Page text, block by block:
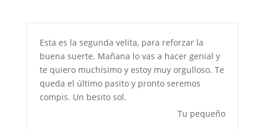
Esta es la segunda velita, para reforzar la
buena suerte. Mañana lo vas a hacer genial y
te quiero muchísimo y estoy muy orgulloso. Te
queda el último pasito y pronto seremos
compis. Un besito sol.
Tu pequeño